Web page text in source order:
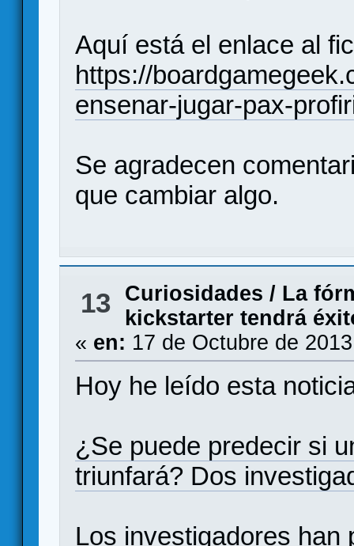
Aquí está el enlace al
https://
ensenar-jugar-pax-
Se agradecen
que cambiar algo.
13 Curiosidades / La
kickstarter tendrá
« en: 17 de Octubre de
Hoy he leído esta
¿Se puede predecir si
triunfará? Dos
Los investigadores han